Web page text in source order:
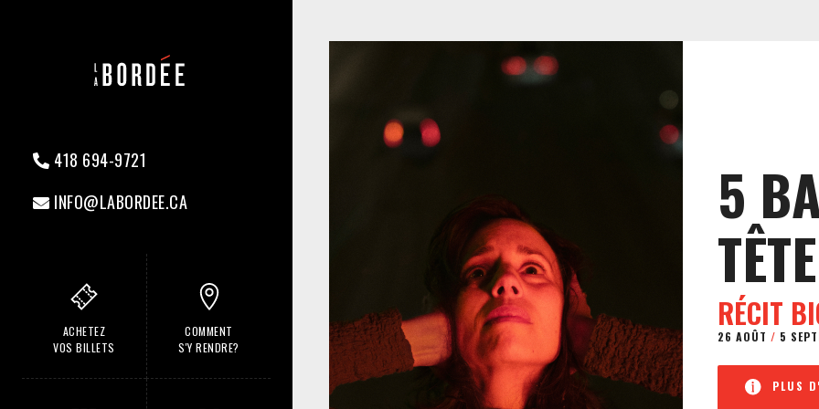
418 694-9721
INFO@LABORDEE.CA
ACHETEZ
VOS BILLETS
COMMENT
S'Y RENDRE?
5
TÊTE
RÉCIT
26 AOÛT / 5
PLUS